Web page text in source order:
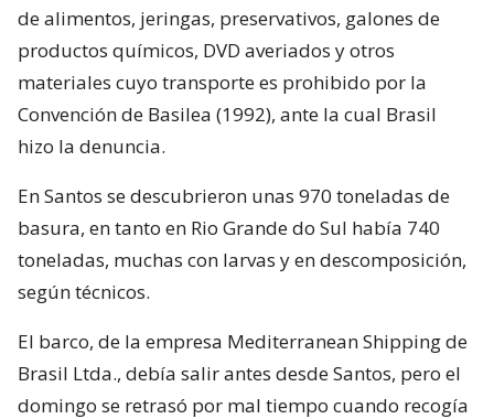
de alimentos, jeringas, preservativos, galones de
productos químicos, DVD averiados y otros
materiales cuyo transporte es prohibido por la
Convención de Basilea (1992), ante la cual Brasil
hizo la denuncia.
En Santos se descubrieron unas 970 toneladas de
basura, en tanto en Rio Grande do Sul había 740
toneladas, muchas con larvas y en descomposición,
según técnicos.
El barco, de la empresa Mediterranean Shipping de
Brasil Ltda., debía salir antes desde Santos, pero el
domingo se retrasó por mal tiempo cuando recogía